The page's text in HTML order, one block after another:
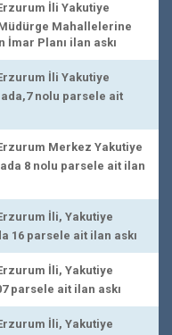
İli Yakutiye
Mahallelerine
İmar Planı ilan askı
İli Yakutiye
nolu parsele ait
Merkez Yakutiye
8 nolu parsele ait ilan
İli, Yakutiye
16 parsele ait ilan askı
İli, Yakutiye
parsele ait ilan askı
İli, Yakutiye